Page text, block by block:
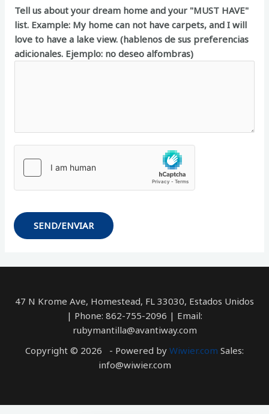
Tell us about your dream home and your "MUST HAVE"
list. Example: My home can not have carpets, and I will
love to have a lake view. (hablenos de sus preferencias
adicionales. Ejemplo: no deseo alfombras)
SEND/ENVIAR
47 N Krome Ave, Homestead, FL 33030, Estados Unidos
| Phone: 862-755-2096 | Email:
rubymantilla@avantiway.com
Copyright © 2026 - Powered by Wiwier.com Sales:
info@wiwier.com